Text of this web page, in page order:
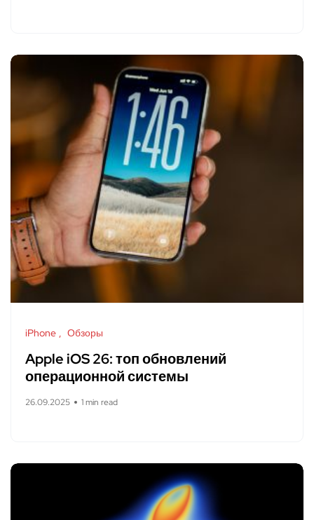
iPhone Обзоры
Apple iOS 26: топ обновлений
операционной системы
26.09.2025 1 min read